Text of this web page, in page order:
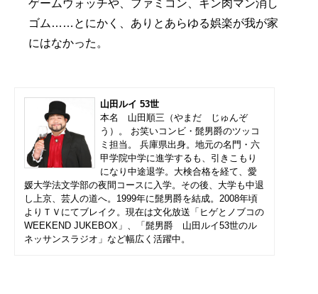
ゲームウォッチや、ファミコン、キン肉マン消し
ゴム……とにかく、ありとあらゆる娯楽が我が家
にはなかった。
山田ルイ 53世
本名 山田順三（やまだ じゅんぞ
う）。 お笑いコンビ・髭男爵のツッコ
ミ担当。 兵庫県出身。地元の名門・六
甲学院中学に進学するも、引きこもり
になり中途退学。大検合格を経て、愛
媛大学法文学部の夜間コースに入学。その後、大学も中退
し上京、芸人の道へ。1999年に髭男爵を結成。2008年頃
よりＴＶにてブレイク。現在は文化放送「ヒゲとノブコの
WEEKEND JUKEBOX」、「髭男爵 山田ルイ53世のル
ネッサンスラジオ」など幅広く活躍中。